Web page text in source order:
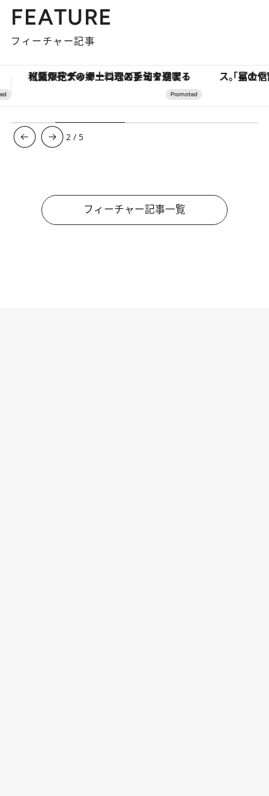
FEATURE
フィーチャー記事
「星のや富士」でデジタルデトックス。冨士信仰の歴史を辿り、心身を調える。 ヴァシュロン・コンスタンタ
3 / 5
フィーチャー記事一覧